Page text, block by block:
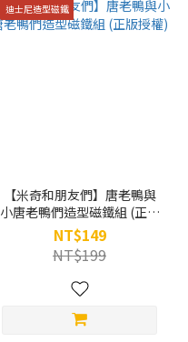
迪士尼造型磁鐵
【米奇和朋友們】唐老鴨與
小唐老鴨們造型磁鐵組 (正版
授權)
NT$149
NT$199